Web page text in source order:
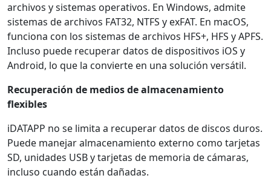
archivos y sistemas operativos. En Windows, admite
sistemas de archivos FAT32, NTFS y exFAT. En macOS,
funciona con los sistemas de archivos HFS+, HFS y APFS.
Incluso puede recuperar datos de dispositivos iOS y
Android, lo que la convierte en una solución versátil.
Recuperación de medios de almacenamiento
flexibles
iDATAPP no se limita a recuperar datos de discos duros.
Puede manejar almacenamiento externo como tarjetas
SD, unidades USB y tarjetas de memoria de cámaras,
incluso cuando están dañadas.